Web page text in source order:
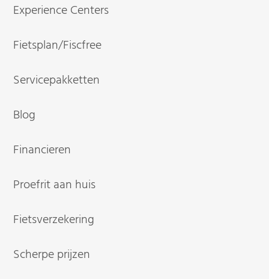
Experience Centers
Fietsplan/Fiscfree
Servicepakketten
Blog
Financieren
Proefrit aan huis
Fietsverzekering
Scherpe prijzen